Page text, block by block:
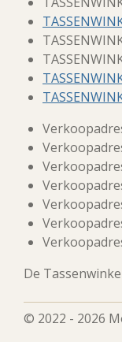
De
© 2022 - 2026